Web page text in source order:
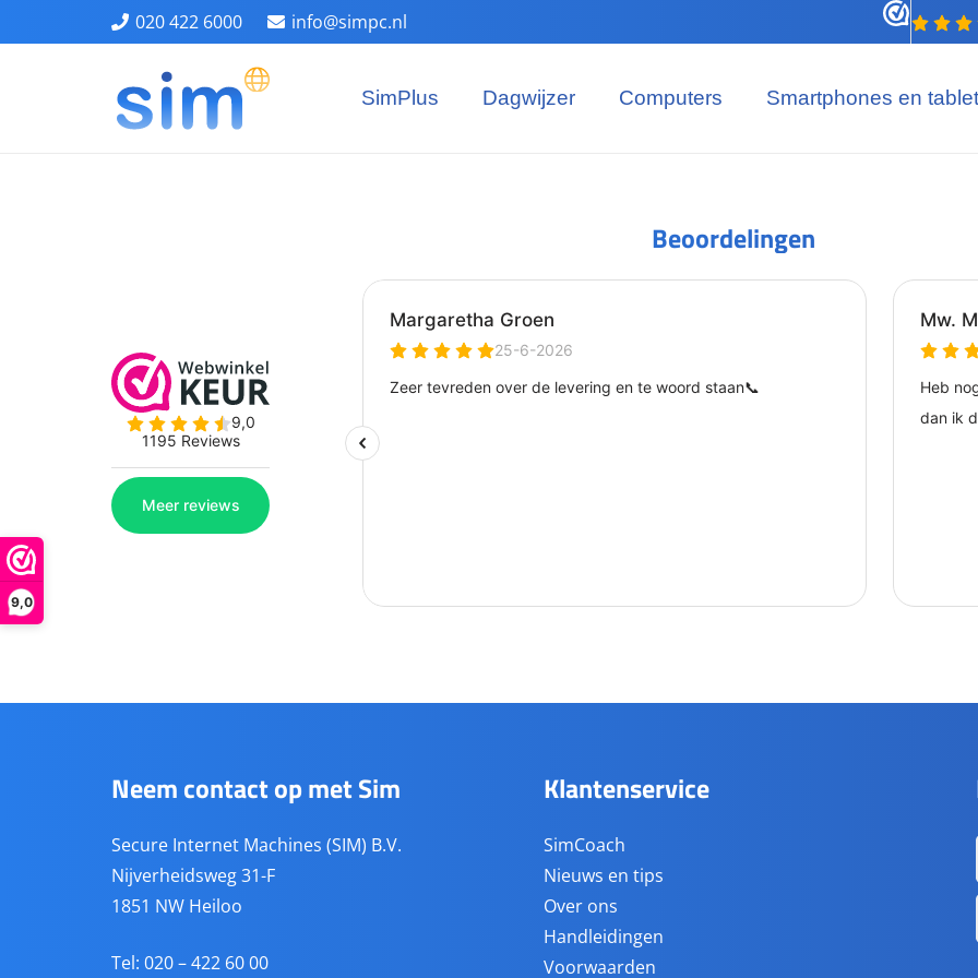
9,0
020 422 6000 info@simpc.nl
SimPlus Dagwijzer Computers Smartphones en
Beoordelingen
Neem contact op met Sim
Secure Internet Machines (SIM) B.V.
Nijverheidsweg 31-F
1851 NW Heiloo
Tel: 020 – 422 60 00
Klantenservice
SimCoach
Nieuws en tips
Over ons
Handleidingen
Voorwaarden